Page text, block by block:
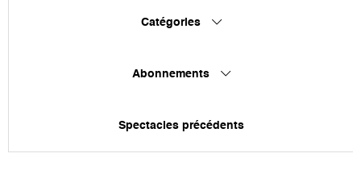
Catégories
Abonnements
Spectacles précédents